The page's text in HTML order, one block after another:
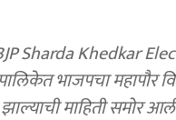
Sharda Khedkar
भाजपचा महापौर
माहिती समोर